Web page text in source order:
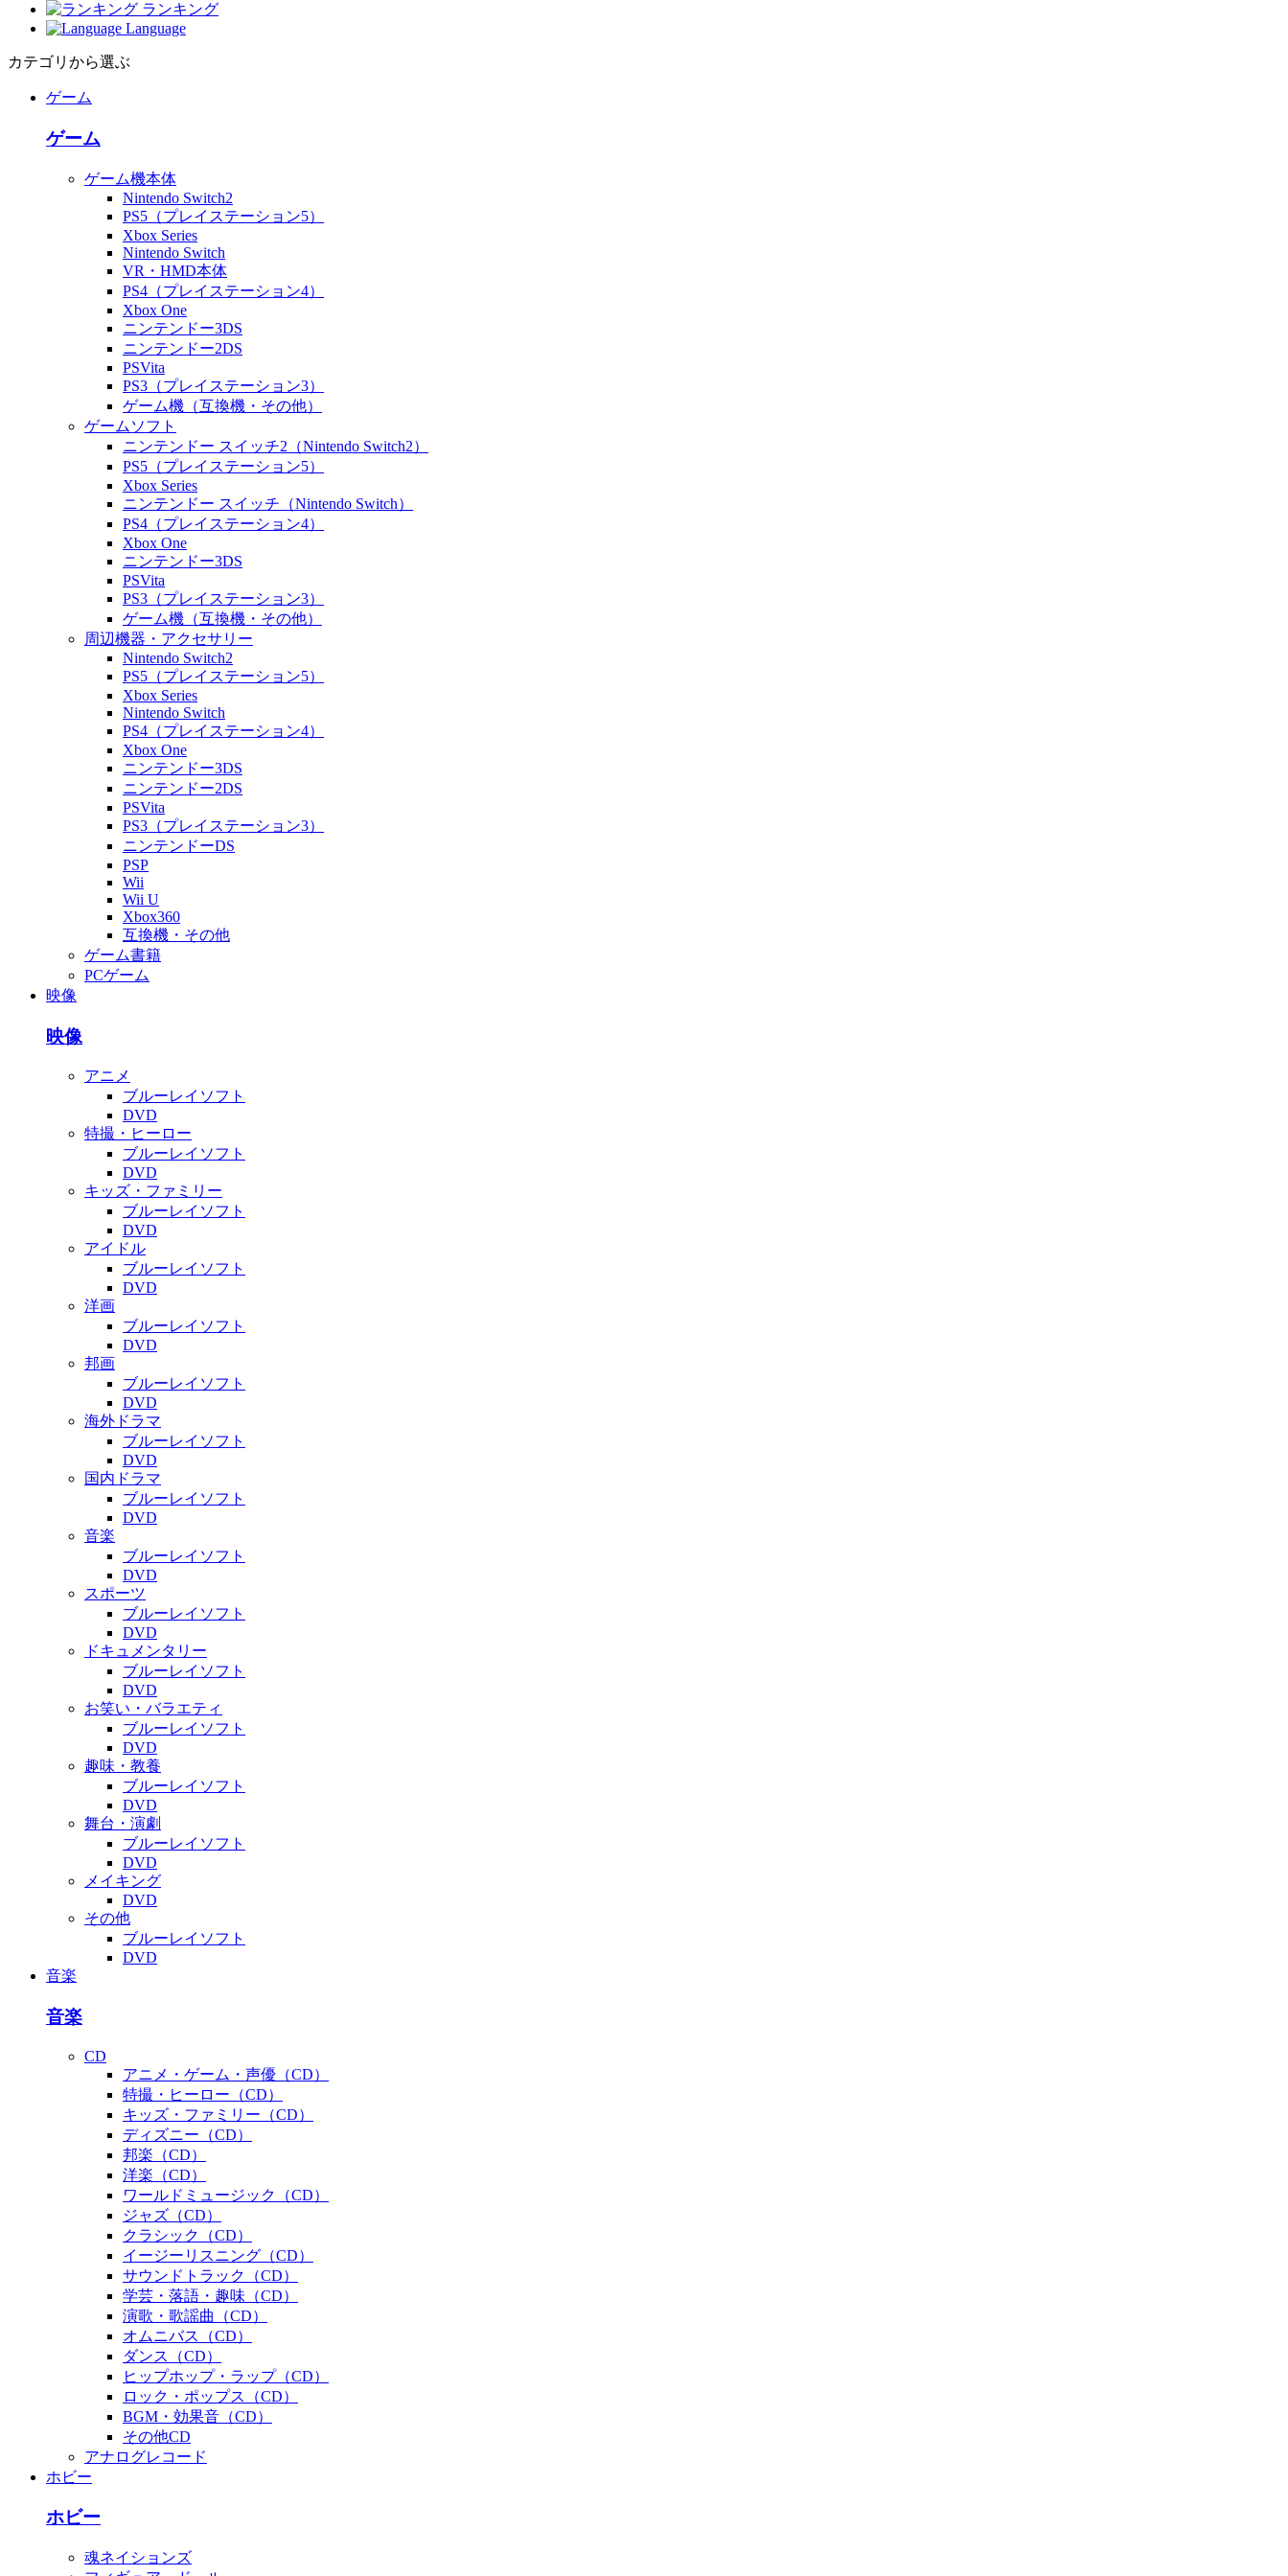
ランキング
Language
カテゴリから選ぶ
ゲーム
ゲーム
ゲーム機本体
Nintendo Switch2
PS5（プレイステーション5）
Xbox Series
Nintendo Switch
VR・HMD本体
PS4（プレイステーション4）
Xbox One
ニンテンドー3DS
ニンテンドー2DS
PSVita
PS3（プレイステーション3）
ゲーム機（互換機・その他）
ゲームソフト
ニンテンドー スイッチ2（Nintendo Switch2）
PS5（プレイステーション5）
Xbox Series
ニンテンドー スイッチ（Nintendo Switch）
PS4（プレイステーション4）
Xbox One
ニンテンドー3DS
PSVita
PS3（プレイステーション3）
ゲーム機（互換機・その他）
周辺機器・アクセサリー
Nintendo Switch2
PS5（プレイステーション5）
Xbox Series
Nintendo Switch
PS4（プレイステーション4）
Xbox One
ニンテンドー3DS
ニンテンドー2DS
PSVita
PS3（プレイステーション3）
ニンテンドーDS
PSP
Wii
Wii U
Xbox360
互換機・その他
ゲーム書籍
PCゲーム
映像
映像
アニメ
ブルーレイソフト
DVD
特撮・ヒーロー
ブルーレイソフト
DVD
キッズ・ファミリー
ブルーレイソフト
DVD
アイドル
ブルーレイソフト
DVD
洋画
ブルーレイソフト
DVD
邦画
ブルーレイソフト
DVD
海外ドラマ
ブルーレイソフト
DVD
国内ドラマ
ブルーレイソフト
DVD
音楽
ブルーレイソフト
DVD
スポーツ
ブルーレイソフト
DVD
ドキュメンタリー
ブルーレイソフト
DVD
お笑い・バラエティ
ブルーレイソフト
DVD
趣味・教養
ブルーレイソフト
DVD
舞台・演劇
ブルーレイソフト
DVD
メイキング
DVD
その他
ブルーレイソフト
DVD
音楽
音楽
CD
アニメ・ゲーム・声優（CD）
特撮・ヒーロー（CD）
キッズ・ファミリー（CD）
ディズニー（CD）
邦楽（CD）
洋楽（CD）
ワールドミュージック（CD）
ジャズ（CD）
クラシック（CD）
イージーリスニング（CD）
サウンドトラック（CD）
学芸・落語・趣味（CD）
演歌・歌謡曲（CD）
オムニバス（CD）
ダンス（CD）
ヒップホップ・ラップ（CD）
ロック・ポップス（CD）
BGM・効果音（CD）
その他CD
アナログレコード
ホビー
ホビー
魂ネイションズ